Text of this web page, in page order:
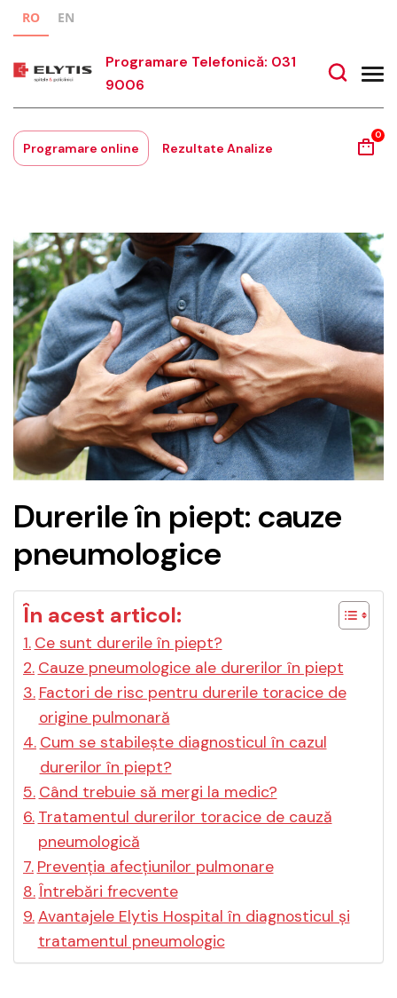
RO EN
Programare Telefonică: 031
9006
Programare online Rezultate Analize
0
Durerile în piept: cauze
pneumologice
În acest articol:
Ce sunt durerile în piept?
Cauze pneumologice ale durerilor în piept
Factori de risc pentru durerile toracice de
origine pulmonară
Cum se stabilește diagnosticul în cazul
durerilor în piept?
Când trebuie să mergi la medic?
Tratamentul durerilor toracice de cauză
pneumologică
Prevenția afecțiunilor pulmonare
Întrebări frecvente
Avantajele Elytis Hospital în diagnosticul și
tratamentul pneumologic